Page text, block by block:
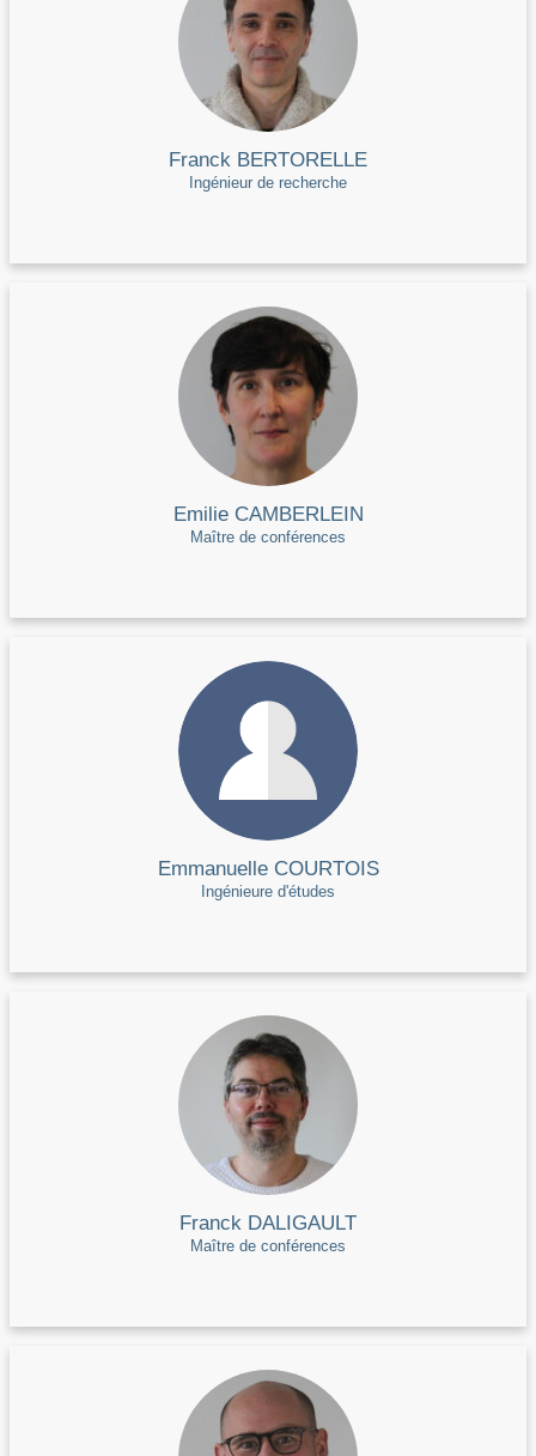
Franck BERTORELLE
Ingénieur de recherche
Emilie CAMBERLEIN
Maître de conférences
Emmanuelle COURTOIS
Ingénieure d'études
Franck DALIGAULT
Maître de conférences